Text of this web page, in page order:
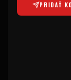
PRIDAŤ